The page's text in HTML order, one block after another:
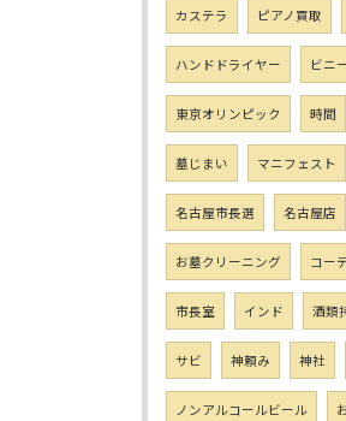
カステラ ピアノ買取
ハンドドライヤー ビニ
東京オリンピック 時間
墓じまい マニフェスト
名古屋市長選 名古屋店
お墓クリーニング コー
市長室 インド 酒類
サビ 神頼み 神社
ノンアルコールビール